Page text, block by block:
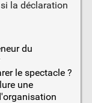
la déclaration
du
le spectacle ?
une